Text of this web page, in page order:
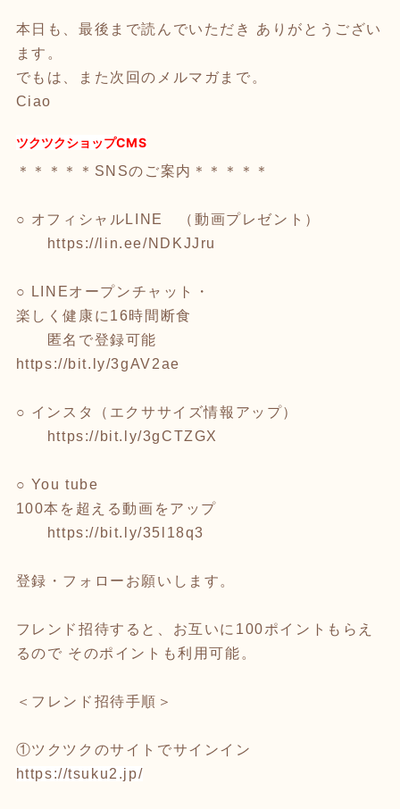
本日も、最後まで読んでいただき ありがとうござい
ます。
でもは、また次回のメルマガまで。
Ciao
ツクツクショップCMS
＊＊＊＊＊SNSのご案内＊＊＊＊＊
○ オフィシャルLINE （動画プレゼント）
https://lin.ee/NDKJJru
○ LINEオープンチャット・
楽しく健康に16時間断食
匿名で登録可能
https://bit.ly/3gAV2ae
○ インスタ（エクササイズ情報アップ）
https://bit.ly/3gCTZGX
○ You tube
100本を超える動画をアップ
https://bit.ly/35l18q3
登録・フォローお願いします。
フレンド招待すると、お互いに100ポイントもらえ
るので そのポイントも利用可能。
＜フレンド招待手順＞
①ツクツクのサイトでサインイン
https://tsuku2.jp/